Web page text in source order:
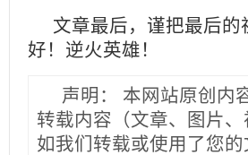
文章最后，谨把最后
好！逆火英雄！
声明：
本网站原创内
转载内容（文章、图片
如我们转载或使用了您